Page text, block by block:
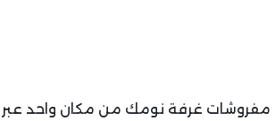
مفروشات غرفة نومك من مكان واحد